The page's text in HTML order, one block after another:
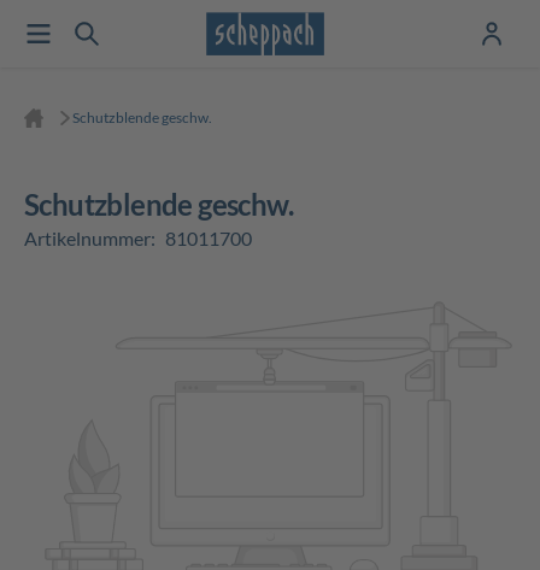
Schutzblende geschw.
Schutzblende geschw.
Artikelnummer: 81011700